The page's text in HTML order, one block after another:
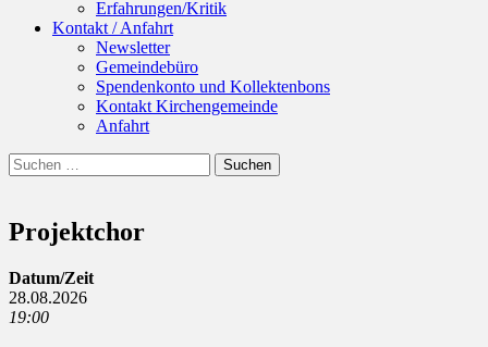
Erfahrungen/Kritik
Kontakt / Anfahrt
Newsletter
Gemeindebüro
Spendenkonto und Kollektenbons
Kontakt Kirchengemeinde
Anfahrt
Suchen
Suchen
nach:
Projektchor
Datum/Zeit
28.08.2026
19:00